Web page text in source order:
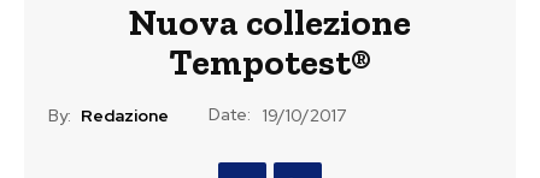
Nuova collezione
Tempotest®
By: Redazione Date: 19/10/2017